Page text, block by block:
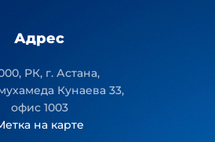
Адрес
РК, г. Астана,
Кунаева 33,
офис 1003
на карте